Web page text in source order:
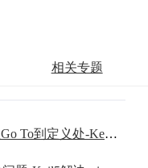
相关专题
Keil5怎么解决无法将变量或函数Go To到定义处-Keil5解决无法将变量或函数Go To到定义处的方法